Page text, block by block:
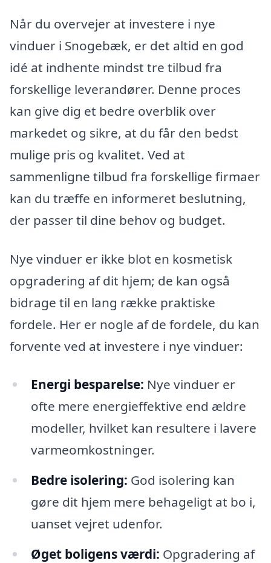
Når du overvejer at investere i nye
vinduer i Snogebæk, er det altid en god
idé at indhente mindst tre tilbud fra
forskellige leverandører. Denne proces
kan give dig et bedre overblik over
markedet og sikre, at du får den bedst
mulige pris og kvalitet. Ved at
sammenligne tilbud fra forskellige firmaer
kan du træffe en informeret beslutning,
der passer til dine behov og budget.
Nye vinduer er ikke blot en kosmetisk
opgradering af dit hjem; de kan også
bidrage til en lang række praktiske
fordele. Her er nogle af de fordele, du kan
forvente ved at investere i nye vinduer:
Energi besparelse: Nye vinduer er
ofte mere energieffektive end ældre
modeller, hvilket kan resultere i lavere
varmeomkostninger.
Bedre isolering: God isolering kan
gøre dit hjem mere behageligt at bo i,
uanset vejret udenfor.
Øget boligens værdi: Opgradering af